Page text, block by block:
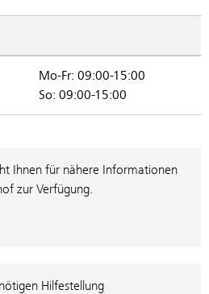
Mo-Fr: 09:00-15:00
So: 09:00-15:00
Ihnen für nähere Informationen
zur Verfügung.
Hilfestellung